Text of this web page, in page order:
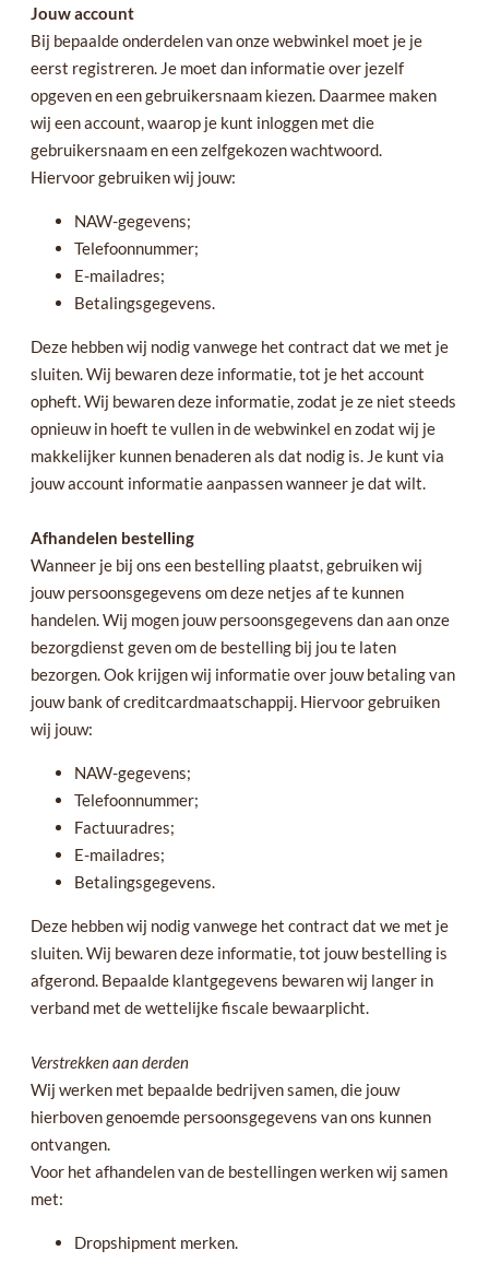
Jouw account
Bij bepaalde onderdelen van onze webwinkel moet je je
eerst registreren. Je moet dan informatie over jezelf
opgeven en een gebruikersnaam kiezen. Daarmee maken
wij een account, waarop je kunt inloggen met die
gebruikersnaam en een zelfgekozen wachtwoord.
Hiervoor gebruiken wij jouw:
NAW-gegevens;
Telefoonnummer;
E-mailadres;
Betalingsgegevens.
Deze hebben wij nodig vanwege het contract dat we met je
sluiten. Wij bewaren deze informatie, tot je het account
opheft. Wij bewaren deze informatie, zodat je ze niet steeds
opnieuw in hoeft te vullen in de webwinkel en zodat wij je
makkelijker kunnen benaderen als dat nodig is. Je kunt via
jouw account informatie aanpassen wanneer je dat wilt.
Afhandelen bestelling
Wanneer je bij ons een bestelling plaatst, gebruiken wij
jouw persoonsgegevens om deze netjes af te kunnen
handelen. Wij mogen jouw persoonsgegevens dan aan onze
bezorgdienst geven om de bestelling bij jou te laten
bezorgen. Ook krijgen wij informatie over jouw betaling van
jouw bank of creditcardmaatschappij. Hiervoor gebruiken
wij jouw:
NAW-gegevens;
Telefoonnummer;
Factuuradres;
E-mailadres;
Betalingsgegevens.
Deze hebben wij nodig vanwege het contract dat we met je
sluiten. Wij bewaren deze informatie, tot jouw bestelling is
afgerond. Bepaalde klantgegevens bewaren wij langer in
verband met de wettelijke fiscale bewaarplicht.
Verstrekken aan derden
Wij werken met bepaalde bedrijven samen, die jouw
hierboven genoemde persoonsgegevens van ons kunnen
ontvangen.
Voor het afhandelen van de bestellingen werken wij samen
met:
Dropshipment merken.